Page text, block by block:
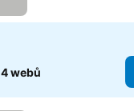
4 webů